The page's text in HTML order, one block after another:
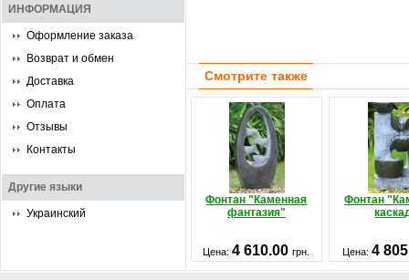
ИНФОРМАЦИЯ
Оформление заказа
Возврат и обмен
Доставка
Оплата
Отзывы
Контакты
Другие языки
Украинский
Смотрите также
Фонтан "Каменная
фантазия"
Фонтан
Цена:4 610.00грн. Цена:4